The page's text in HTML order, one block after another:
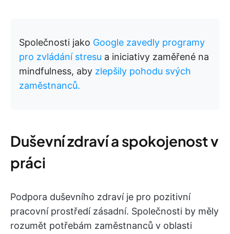
Společnosti jako Google zavedly programy
pro zvládání stresu a iniciativy zaměřené na
mindfulness, aby zlepšily pohodu svých
zaměstnanců.
Duševní zdraví a spokojenost v
práci
Podpora duševního zdraví je pro pozitivní
pracovní prostředí zásadní. Společnosti by měly
rozumět potřebám zaměstnanců v oblasti